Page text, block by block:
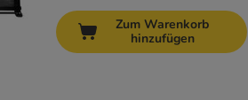
Zum Warenkorb
hinzufügen